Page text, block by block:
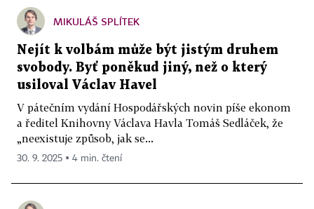
MIKULÁŠ SPLÍTEK
Nejít k volbám může být jistým druhem
svobody. Byť poněkud jiný, než o který
usiloval Václav Havel
V pátečním vydání Hospodářských novin píše ekonom
a ředitel Knihovny Václava Havla Tomáš Sedláček, že
„neexistuje způsob, jak se...
30. 9. 2025 ▪ 4 min. čtení